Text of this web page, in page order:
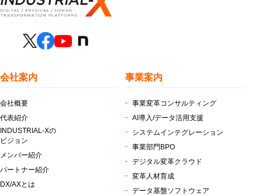
会社案内
会社概要
代表紹介
INDUSTRIAL-Xの
ビジョン
メンバー紹介
パートナー紹介
DX/AXとは
事業案内
事業変革コンサルティング
AI導入/データ活用支援
システムインテグレーション
事業部門BPO
デジタル変革クラウド
変革人材育成
データ基盤ソフトウェア